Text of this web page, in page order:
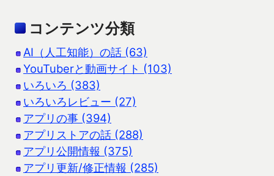
コンテンツ分類
AI（人工知能）の話 (63)
YouTuberと動画サイト (103)
いろいろ (383)
いろいろレビュー (27)
アプリの事 (394)
アプリストアの話 (288)
アプリ公開情報 (375)
アプリ更新/修正情報 (285)